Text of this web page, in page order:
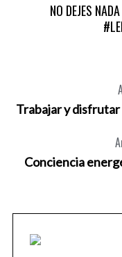
NO DEJES
Trabajar y disfrutar
Conciencia